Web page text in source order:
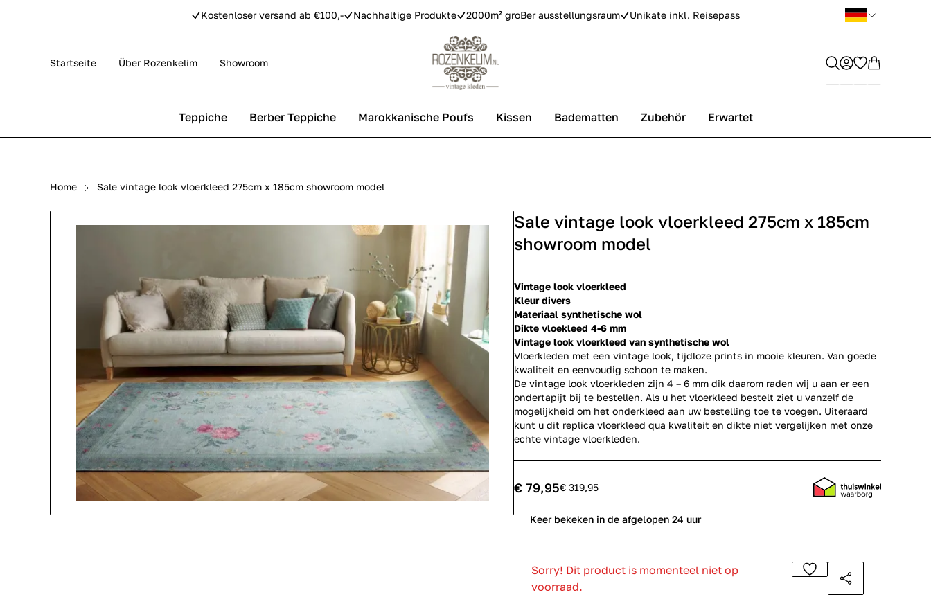
Kostenloser versand ab €100,- Nachhaltige Produkte 2000m² groBer ausstellungsraum Unikate inkl. Reisepass
Startseite Über Rozenkelim Showroom
Teppiche
Outdoor Teppiche
Perser Teppich Replica Teppiche
Berber Teppiche
Beni Ourain Teppiche
Beni Mguild Teppiche
Marokkanische Poufs Kissen Badematten Zubehör Erwartet
Home Sale vintage look vloerkleed 275cm x 185cm showroom model
Sale vintage look vloerkleed 275cm x 185cm
showroom model
Vintage look vloerkleed
Kleur divers
Materiaal synthetische wol
Dikte vloekleed 4-6 mm
Vintage look vloerkleed van synthetische wol
Vloerkleden met een vintage look, tijdloze prints in mooie kleuren. Van goede
kwaliteit en eenvoudig schoon te maken.
De vintage look vloerkleden zijn 4 – 6 mm dik daarom raden wij u aan er een
ondertapijt bij te bestellen. Als u het vloerkleed bestelt ziet u vanzelf de
mogelijkheid om het onderkleed aan uw bestelling toe te voegen. Uiteraard
kunt u dit replica vloerkleed qua kwaliteit en dikte niet vergelijken met onze
echte vintage vloerkleden.
€ 79,95€ 319,95
Keer bekeken in de afgelopen 24 uur
Sorry! Dit product is momenteel niet op
voorraad.